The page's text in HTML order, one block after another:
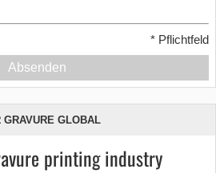
* Pflichtfeld
Absenden
GLOBAL
printing industry